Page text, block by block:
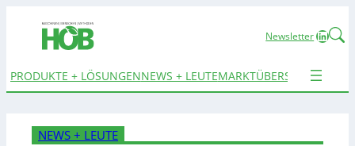
Newsletter
PRODUKTE + LÖSUNGENNEWS + LEUTEMARKTÜBERSICHTEN
NEWS + LEUTE